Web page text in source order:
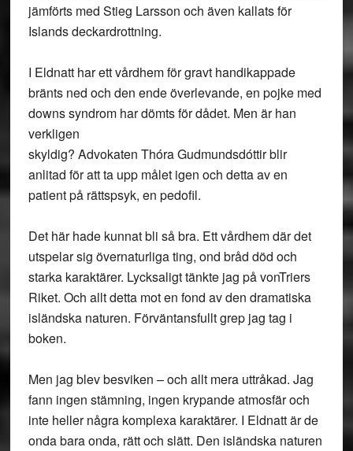
jämförts med Stieg Larsson och även kallats för
Islands deckardrottning.
I Eldnatt har ett vårdhem för gravt handikappade
bränts ned och den ende överlevande, en pojke med
downs syndrom har dömts för dådet. Men är han
verkligen
skyldig? Advokaten Thóra Gudmundsdóttir blir
anlitad för att ta upp målet igen och detta av en
patient på rättspsyk, en pedofil.
Det här hade kunnat bli så bra. Ett vårdhem där det
utspelar sig övernaturliga ting, ond bråd död och
starka karaktärer. Lycksaligt tänkte jag på vonTriers
Riket. Och allt detta mot en fond av den dramatiska
isländska naturen. Förväntansfullt grep jag tag i
boken.
Men jag blev besviken – och allt mera uttråkad. Jag
fann ingen stämning, ingen krypande atmosfär och
inte heller några komplexa karaktärer. I Eldnatt är de
onda bara onda, rätt och slätt. Den isländska naturen